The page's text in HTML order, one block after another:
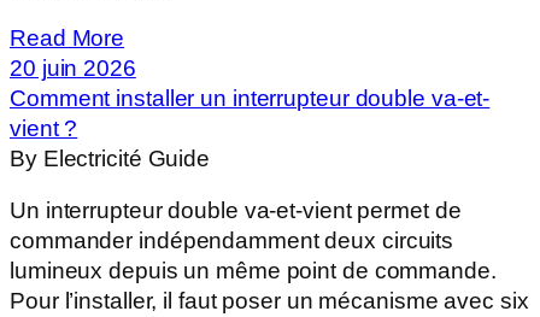
Read More
20 juin 2026
Comment installer un interrupteur double va-et-
vient ?
By Electricité Guide
Un interrupteur double va-et-vient permet de
commander indépendamment deux circuits
lumineux depuis un même point de commande.
Pour l’installer, il faut poser un mécanisme avec six